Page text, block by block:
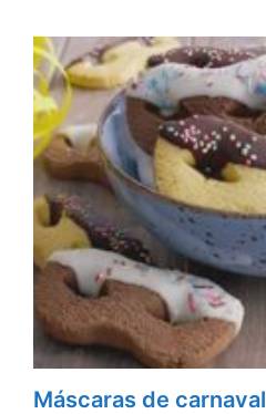
Máscaras de carnaval